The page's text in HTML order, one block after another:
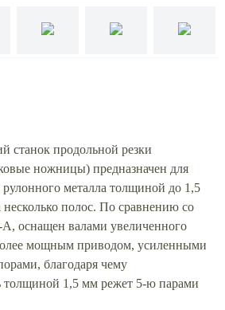
станок продольной резки
ножницы) предназначен для
рулонного металла толщиной до 1,5
полос. По сравнению со
оснащен валами увеличенного
мощным приводом, усиленными
благодаря чему
толщиной 1,5 мм режет 5-ю парами